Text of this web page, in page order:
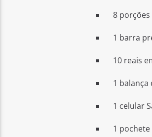
8 porções
1 barra
10 reais
1 balança
1 celular
1